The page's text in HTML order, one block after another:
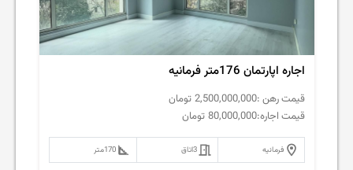
اجاره اپارتمان 176متر فرمانیه
قیمت رهن :2,500,000,000 تومان
قیمت اجاره:80,000,000 تومان
فرمانیه 3اتاق 170متر